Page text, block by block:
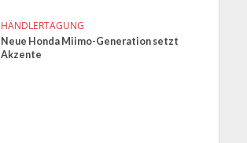
HÄNDLERTAGUNG
Neue Honda Miimo-Generation setzt
Akzente